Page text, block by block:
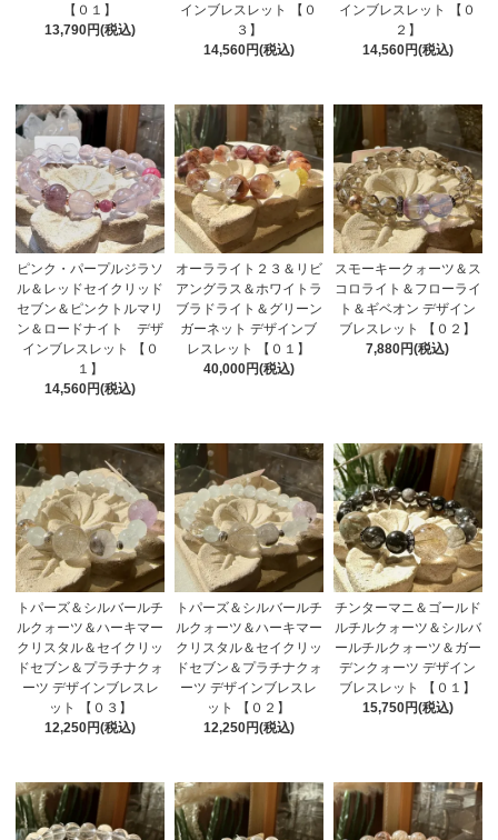
【０１】
13,790円(税込)
インブレスレット 【０
３】
14,560円(税込)
インブレスレット 【０
２】
14,560円(税込)
ピンク・パープルジラソ
ル＆レッドセイクリッド
セブン＆ピンクトルマリ
ン＆ロードナイト デザ
インブレスレット 【０
１】
14,560円(税込)
オーラライト２３＆リビ
アングラス＆ホワイトラ
ブラドライト＆グリーン
ガーネット デザインブ
レスレット 【０１】
40,000円(税込)
スモーキークォーツ＆ス
コロライト＆フローライ
ト＆ギベオン デザイン
ブレスレット 【０２】
7,880円(税込)
トパーズ＆シルバールチ
ルクォーツ＆ハーキマー
クリスタル＆セイクリッ
ドセブン＆プラチナクォ
ーツ デザインブレスレ
ット 【０３】
12,250円(税込)
トパーズ＆シルバールチ
ルクォーツ＆ハーキマー
クリスタル＆セイクリッ
ドセブン＆プラチナクォ
ーツ デザインブレスレ
ット 【０２】
12,250円(税込)
チンターマニ＆ゴールド
ルチルクォーツ＆シルバ
ールチルクォーツ＆ガー
デンクォーツ デザイン
ブレスレット 【０１】
15,750円(税込)